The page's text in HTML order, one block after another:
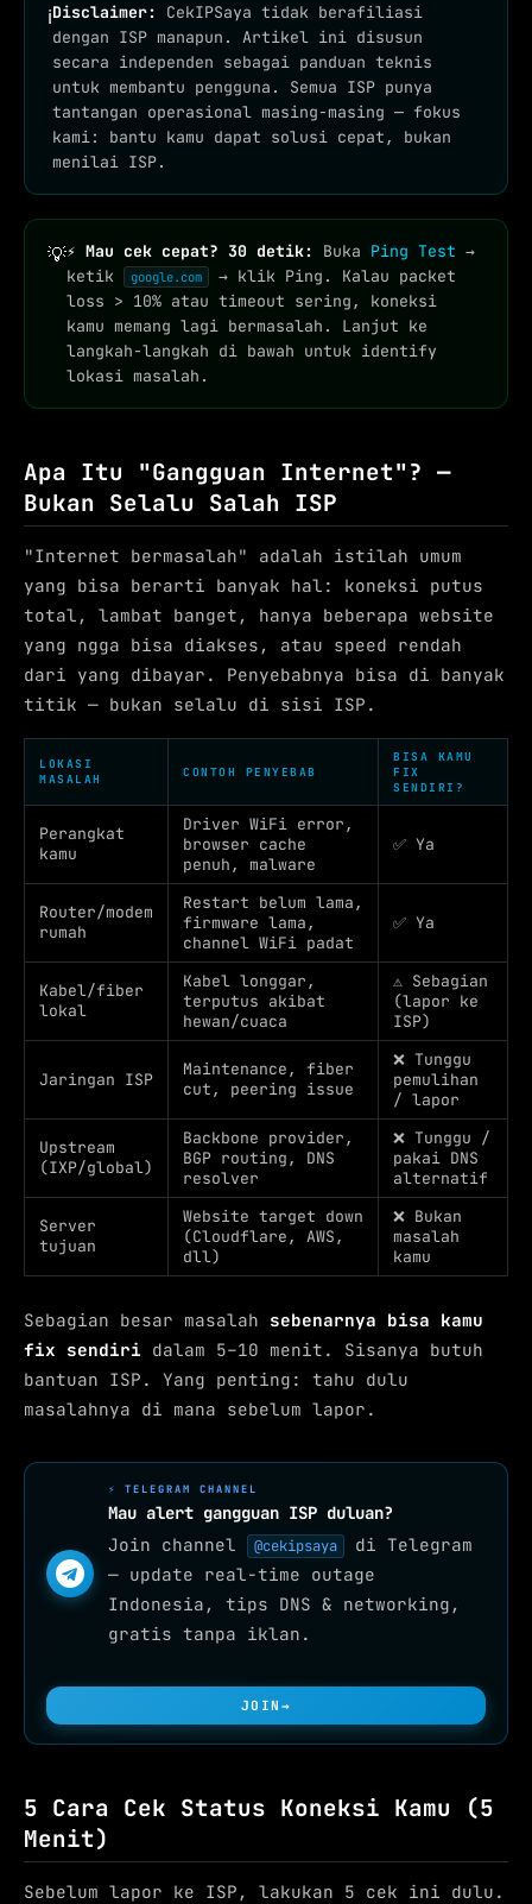
ℹDisclaimer:
CekIPSaya tidak berafiliasi
dengan ISP manapun. Artikel ini disusun
secara independen sebagai panduan teknis
untuk membantu pengguna. Semua ISP punya
tantangan operasional masing-masing — fokus
kami: bantu kamu dapat solusi cepat, bukan
menilai ISP.
💡⚡ Mau cek cepat? 30 detik: Buka Ping Test →
ketik google.com
→ klik Ping. Kalau packet
loss > 10% atau timeout sering, koneksi
kamu memang lagi bermasalah. Lanjut ke
langkah-langkah di bawah untuk identify
lokasi masalah.
Apa Itu "Gangguan Internet"? —
Bukan Selalu Salah ISP
"Internet bermasalah" adalah istilah umum
yang bisa berarti banyak hal: koneksi putus
total, lambat banget, hanya beberapa website
yang ngga bisa diakses, atau speed rendah
dari yang dibayar. Penyebabnya bisa di banyak
titik — bukan selalu di sisi ISP.
LOKASI
MASALAH
CONTOH PENYEBAB
BISA KAMU
FIX
SENDIRI?
Perangkat
kamu
Driver WiFi error,
browser cache
penuh, malware
✅ Ya
Router/modem
rumah
Restart belum lama,
firmware lama,
channel WiFi padat
✅ Ya
Kabel/fiber
lokal
Kabel longgar,
terputus akibat
hewan/cuaca
⚠️ Sebagian
(lapor ke
ISP)
Jaringan ISP
Maintenance, fiber
cut, peering issue
❌ Tunggu
pemulihan
/ lapor
Upstream
(IXP/global)
Backbone provider,
BGP routing, DNS
resolver
❌ Tunggu /
pakai DNS
alternatif
Server
tujuan
Website target down
(Cloudflare, AWS,
dll)
❌ Bukan
masalah
kamu
Sebagian besar masalah sebenarnya bisa kamu
fix sendiri dalam 5–10 menit. Sisanya butuh
bantuan ISP. Yang penting: tahu dulu
masalahnya di mana sebelum lapor.
⚡ TELEGRAM CHANNEL
Mau alert gangguan ISP duluan?
Join channel @cekipsaya
di Telegram
— update real-time outage
Indonesia, tips DNS & networking,
gratis tanpa iklan.
JOIN →
5 Cara Cek Status Koneksi Kamu (5
Menit)
Sebelum lapor ke ISP, lakukan 5 cek ini dulu.